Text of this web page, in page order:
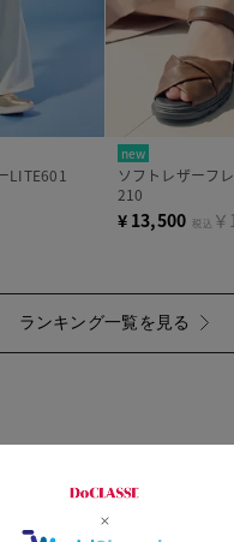
LITE601
new
ソフトレザーフ
210
¥ 13,500 税込
ランキング一覧を見る